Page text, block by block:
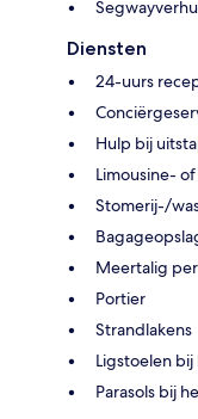
Diensten
24-uurs
Hulp bij
Limousine-
Stomerij-/
Meertalig
Portier
Strandlakens
Ligstoelen
Parasols bij